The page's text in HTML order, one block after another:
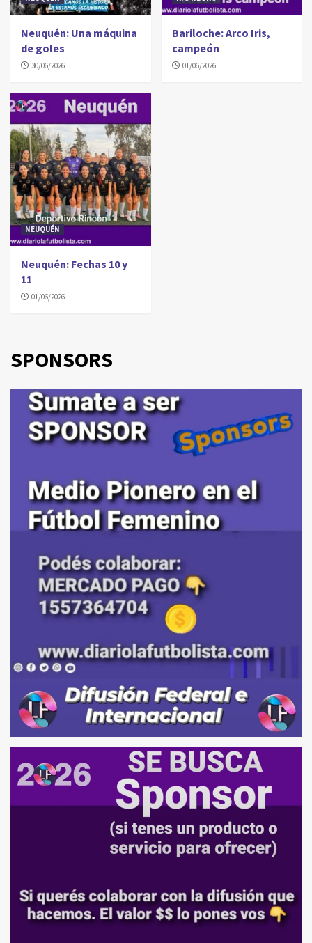
Neuquén: Una máquina
de goles
30/06/2026
Bariloche: Arco Iris,
campeón
01/06/2026
NEUQUÉN
Neuquén: Fechas 10 y
11
01/06/2026
SPONSORS